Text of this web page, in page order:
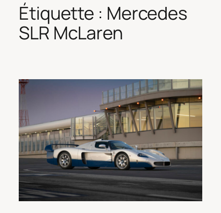
Étiquette : Mercedes
SLR McLaren